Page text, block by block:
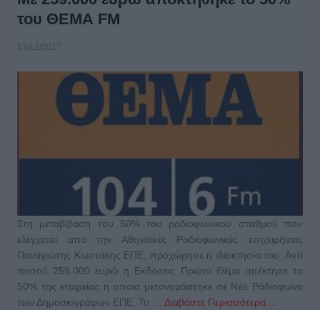
του ΘΕΜΑ FM
13/12/2017
Στη μεταβίβαση του 50% του ραδιοφωνικού σταθμού που
ελέγχεται από την Αθηναϊκές Ραδιοφωνικές επιχειρήσεις
Παναγιώτης Κωστάκης ΕΠΕ, προχώρησε η ιδιοκτησία του. Αντί
ποσού 259.000 ευρώ η Εκδόσεις Πρώτο Θέμα απέκτησε το
50% της εταιρείας η οποία μετονομάστηκε σε Νέο Ράδιοφωνο
των Δημοσιογράφων ΕΠΕ. Το … Διαβάστε Περισσότερα...